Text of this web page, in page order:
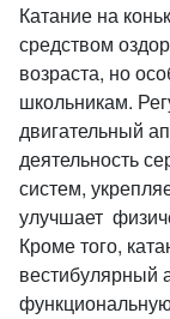
Катание на
средством
возраста, но
школьникам.
двигательный
деятельность
систем,
улучшает
Кроме того,
вестибулярный